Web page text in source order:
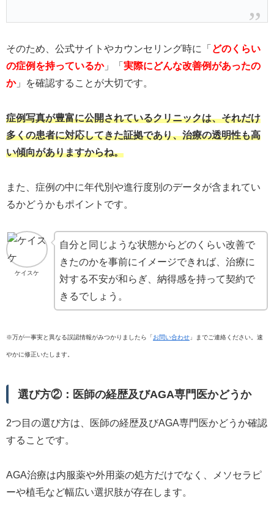
そのため、公式サイトやカウンセリング時に「 どのくらい
の症例を持っているか」「 実際にどんな改善例があったの
か」を確認することが大切です。
症例写真が豊富に公開されているクリニックは、それだけ
多くの患者に対応してきた証拠であり、治療の透明性も高
い傾向がありますからね。
また、症例の中に年代別や進行度別のデータが含まれてい
るかどうかもポイントです。
ケイスケ
自分と同じような状態からどのくらい改善で
きたのかを事前にイメージできれば、治療に
対する不安が和らぎ、納得感を持って契約で
きるでしょう。
※万が一事実と異なる誤認情報がみつかりましたら「 お問い合わせ 」までご連絡ください。速
やかに修正いたします。
選び方②：医師の経歴及びAGA専門医かどうか
2つ目の選び方は、医師の経歴及びAGA専門医かどうか確認
することです。
AGA治療は内服薬や外用薬の処方だけでなく、メソセラピ
ーや植毛など幅広い選択肢が存在します。